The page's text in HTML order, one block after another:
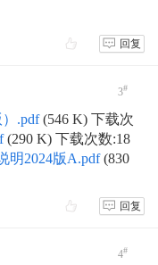
回复
3#
.pdf(546 K) 下载次
(290 K) 下载次数:18
明2024版A.pdf(830
回复
4#